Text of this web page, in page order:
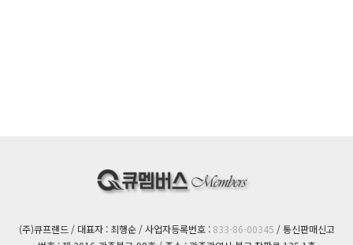
(주)큐프랜드 / 대표자 : 최행순 / 사업자등록번호 : 833-86-00345 / 통신판매신고